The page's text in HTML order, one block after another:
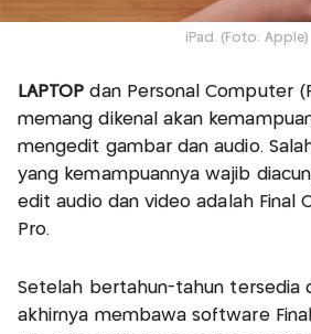
iPad. (Foto: Apple)
LAPTOPdan Personal Computer
memang dikenal akan
mengedit gambar dan audio.
yang kemampuannya wajib
edit audio dan video adalah Final
Pro.
Setelah bertahun-tahun tersedia
akhirnya membawa software